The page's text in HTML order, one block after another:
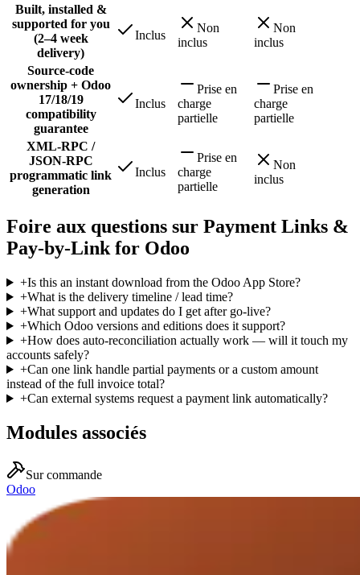
Built, installed &
supported for you
(2–4 week
delivery)
Inclus
Non
inclus
Non
inclus
Source-code
ownership + Odoo
17/18/19
compatibility
guarantee
Inclus
Prise en
charge
partielle
Prise en
charge
partielle
XML-RPC /
JSON-RPC
programmatic link
generation
Inclus
Prise en
charge
partielle
Non
inclus
Foire aux questions sur Payment Links &
Pay-by-Link for Odoo
+Is this an instant download from the Odoo App Store?
+What is the delivery timeline / lead time?
+What support and updates do I get after go-live?
+Which Odoo versions and editions does it support?
+How does auto-reconciliation actually work — will it touch my
accounts safely?
+Can one link handle partial payments or a custom amount
instead of the full invoice total?
+Can external systems request a payment link automatically?
Modules associés
Sur commande
Odoo